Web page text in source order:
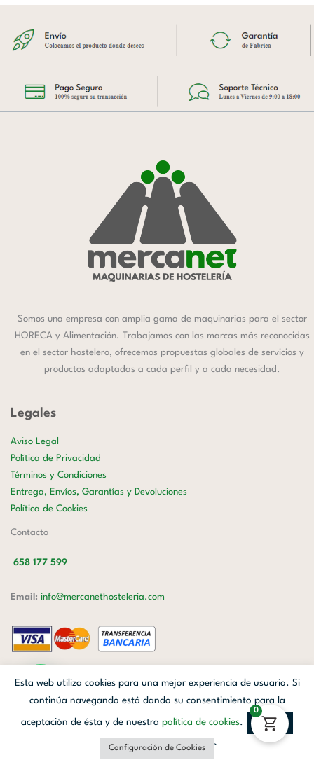
Somos una empresa con amplia gama de maquinarias para el sector
HORECA y Alimentación. Trabajamos con las marcas más reconocidas
en el sector hostelero, ofrecemos propuestas globales de servicios y
productos adaptadas a cada perfil y a cada necesidad.
Legales
Aviso Legal
Política de Privacidad
Términos y Condiciones
Entrega, Envíos, Garantías y Devoluciones
Política de Cookies
Contacto
658 177 599
Email: info@mercanethosteleria.com
Mercanet © 2026.| Diseñado porAvanzada Digital| Webmaster
Facebook Linkedin Instagram
Esta web utiliza cookies para una mejor experiencia de usuario. Si
continúa navegando está dando su consentimiento para la
aceptación de ésta y de nuestra política de cookies. Aceptar
Configuración de Cookies `
0